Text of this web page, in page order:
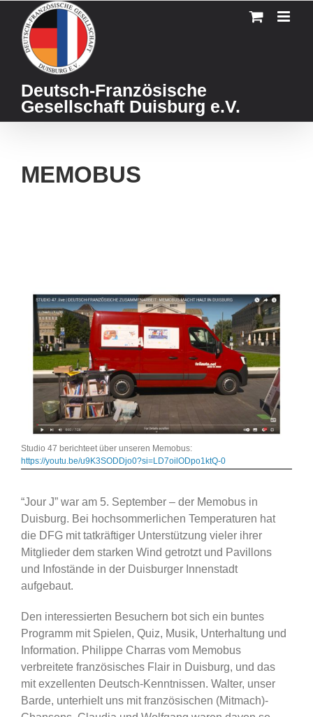
content
Deutsch-Französische
Gesellschaft Duisburg e.V.
MEMOBUS
Studio 47 berichteet über unseren Memobus:
https://youtu.be/u9K3SODDjo0?si=LD7oilODpo1ktQ-0
“Jour J” war am 5. September – der Memobus in
Duisburg. Bei hochsommerlichen Temperaturen hat
die DFG mit tatkräftiger Unterstützung vieler ihrer
Mitglieder dem starken Wind getrotzt und Pavillons
und Infostände in der Duisburger Innenstadt
aufgebaut.
Den interessierten Besuchern bot sich ein buntes
Programm mit Spielen, Quiz, Musik, Unterhaltung und
Information. Philippe Charras vom Memobus
verbreitete französisches Flair in Duisburg, und das
mit exzellenten Deutsch-Kenntnissen. Walter, unser
Barde, unterhielt uns mit französischen (Mitmach)-